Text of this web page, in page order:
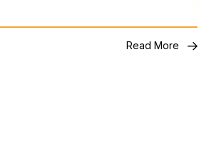
Read More